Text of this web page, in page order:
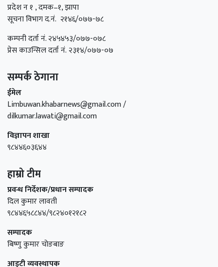
प्रदेश न १ , दमक–१, झापा
सूचना विभाग द.नं. २१४६/०७७-७८
कम्पनी दर्ता नं. २४५४५३/०७७-०७८
प्रेस काउन्सिल दर्ता नं. २३१४/०७७-०७
सम्पर्क ठेगाना
ईमेल
Limbuwan.khabarnews@gmail.com /
dilkumar.lawati@gmail.com
विज्ञापन शाखा
९८४४६०३६४४
हाम्रो टीम
प्रवन्ध निर्देशक/प्रधान सम्पादक
दिल कुमार लावती
९८४४६५८८४४/९८२४०१२१८२
सम्पादक
बिष्णु कुमार चोङबाङ
आइटी व्यवस्थापक